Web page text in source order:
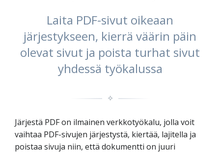
Laita PDF-sivut oikeaan
järjestykseen, kierrä väärin päin
olevat sivut ja poista turhat sivut
yhdessä työkalussa
✧
Järjestä PDF on ilmainen verkkotyökalu, jolla voit
vaihtaa PDF-sivujen järjestystä, kiertää, lajitella ja
poistaa sivuja niin, että dokumentti on juuri